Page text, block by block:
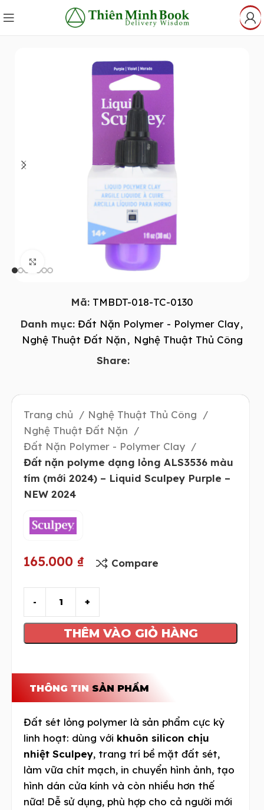
Click to enlarge
Mã: TMBDT-018-TC-0130
Danh mục: Đất Nặn Polymer - Polymer Clay,
Nghệ Thuật Đất Nặn, Nghệ Thuật Thủ Công
Share:
Trang chủ
Nghệ Thuật Thủ Công
Nghệ Thuật Đất Nặn
Đất Nặn Polymer - Polymer Clay
Đất nặn polyme dạng lỏng ALS3536 màu
tím (mới 2024) – Liquid Sculpey Purple –
NEW 2024
165.000 ₫ Compare
THÊM VÀO GIỎ HÀNG
THÔNG TIN SẢN PHẨM
Đất sét lỏng polymer là sản phẩm cực kỳ
linh hoạt: dùng với khuôn silicon chịu
nhiệt Sculpey, trang trí bề mặt đất sét,
làm vữa chít mạch, in chuyển hình ảnh, tạo
hình dán cửa kính và còn nhiều hơn thế
nữa! Dễ sử dụng, phù hợp cho cả người mới